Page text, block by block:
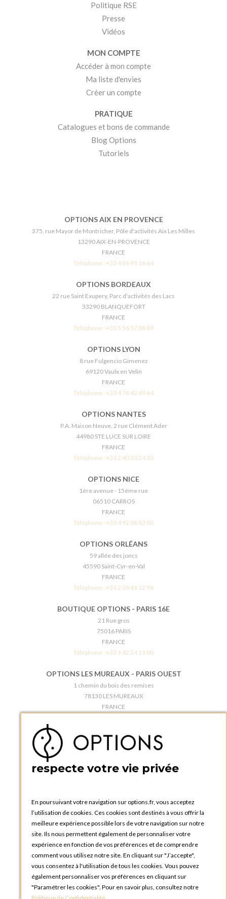
Politique RSE
Presse
Vidéos
MON COMPTE
Accéder à mon compte
Ma liste d'envies
Créer un compte
PRATIQUE
Catalogues et bons de commande
Blog Options
Tutoriels
OPTIONS AIX EN PROVENCE
375, rue Mayor de Montricher, Pôle d'activités Aix Les Milles
13290 AIX-EN-PROVENCE
FRANCE
Téléphone : +33 4 86 91 16 64
OPTIONS BORDEAUX
22 rue Saint Exupery, Parc d'activités des Lacs
33290 BLANQUEFORT
FRANCE
Téléphone : +33 5 56 57 08 89
OPTIONS LYON
8 rue Fulgencio Gimenez
69120 Vaulx en Velin
FRANCE
Téléphone : +33 4 78 42 49 64
OPTIONS NANTES
P.A. Maison Neuve, 2 rue Clément Ader
44980 STE LUCE SUR LOIRE
FRANCE
Téléphone : +33 2 40 30 24 30
OPTIONS NICE
1ère avenue - 15ème rue
06510 CARROS
FRANCE
Téléphone : +33 4 92 08 83 00
OPTIONS ORLÉANS
59 allée des joncs
45590 Saint-Cyr-en-Val
FRANCE
Téléphone : +33 2 38 41 12 96
BOUTIQUE OPTIONS - PARIS 16E
21 Rue gros
75016 PARIS
FRANCE
Téléphone : +33 1 42 24 11 00
OPTIONS LES MUREAUX - PARIS OUEST
1 chemin du bois des remises
78130 LES MUREAUX
FRANCE
BOUTIQUE OPTIONS - PARIS 5E
5 quai de la tournelle
FRANCE
OPTIONS ROUEN
Rue du Clos Tellier
76800 Saint-Etienne-du-Rouvray
FRANCE
Téléphone :+33 2 35 08 38 53
OPTIONS TOULOUSE
6 rue Gaye Marie, ZAC de Saint-Martin du Touch
31300 Toulouse
respecte votre vie privée
En poursuivant votre navigation sur options.fr, vous acceptez
l’utilisation de cookies. Ces cookies sont destinés à vous offrir la
meilleure expérience possible lors de votre navigation sur notre
site. Ils nous permettent également de personnaliser votre
expérience en fonction de vos préférences et de comprendre
comment vous utilisez notre site. En cliquant sur "J’accepte",
vous consentez à l'utilisation de tous les cookies. Vous pouvez
également personnaliser vos préférences en cliquant sur
"Paramétrer les cookies". Pour en savoir plus, consultez notre